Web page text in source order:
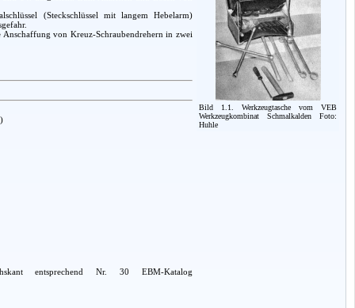
Bild 1.1. Werkzeugtasche vom VEB
Werkzeugkombinat Schmalkalden Foto:
Huhle
(Steckschlüssel mit langem Hebelarm)
von Kreuz-Schraubendrehern in zwei
entsprechend Nr. 30 EBM-Katalog